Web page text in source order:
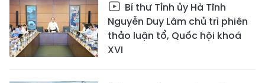
Bí thư Tỉnh ủy Hà Tĩnh
Nguyễn Duy Lâm chủ trì phiên
thảo luận tổ, Quốc hội khoá
XVI